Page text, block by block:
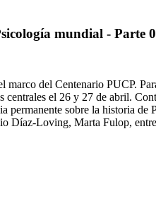
mundial - Parte
del Centenario PUCP.
el 26 y 27 de abril.
permanente sobre la historia
Díaz-Loving, Marta Fulop,